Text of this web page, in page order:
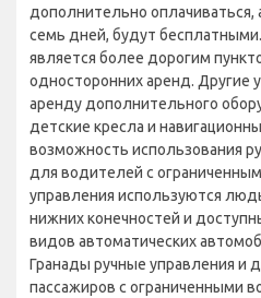
дополнительно
семь дней, будут
является более дорогим
односторонних аренд. Другие
аренду дополнительного
детские кресла и
возможность использования
для водителей с
управления используются
нижних конечностей и
видов автоматических
Гранады ручные управления и
пассажиров с ограниченными